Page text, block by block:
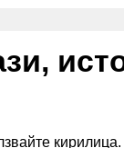
кирилица.